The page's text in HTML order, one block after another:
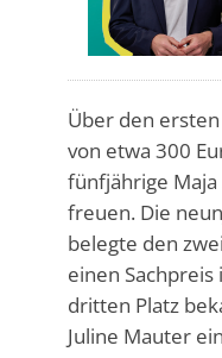
Über den
von etwa 300
fünfjährige
freuen. Die
belegte den
einen Sachpreis
dritten Platz
Juline Mauter